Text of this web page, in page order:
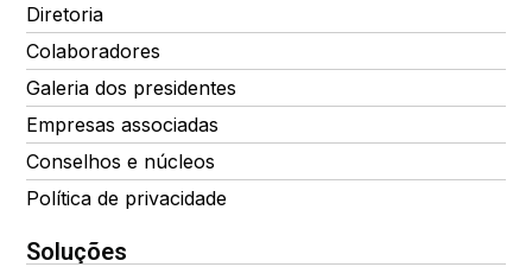
Diretoria
Colaboradores
Galeria dos presidentes
Empresas associadas
Conselhos e núcleos
Política de privacidade
Soluções